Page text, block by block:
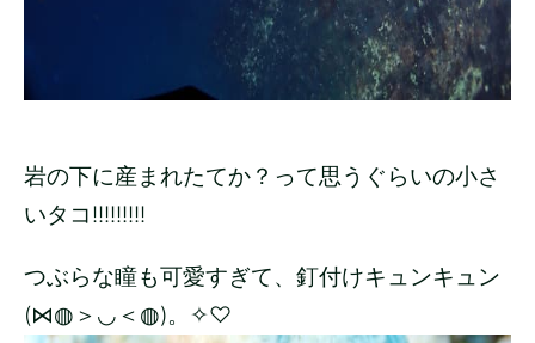
岩の下に産まれたてか？って思うぐらいの小さ
いタコ!!!!!!!!!
つぶらな瞳も可愛すぎて、釘付けキュンキュン
(⋈◍＞◡＜◍)。✧♡